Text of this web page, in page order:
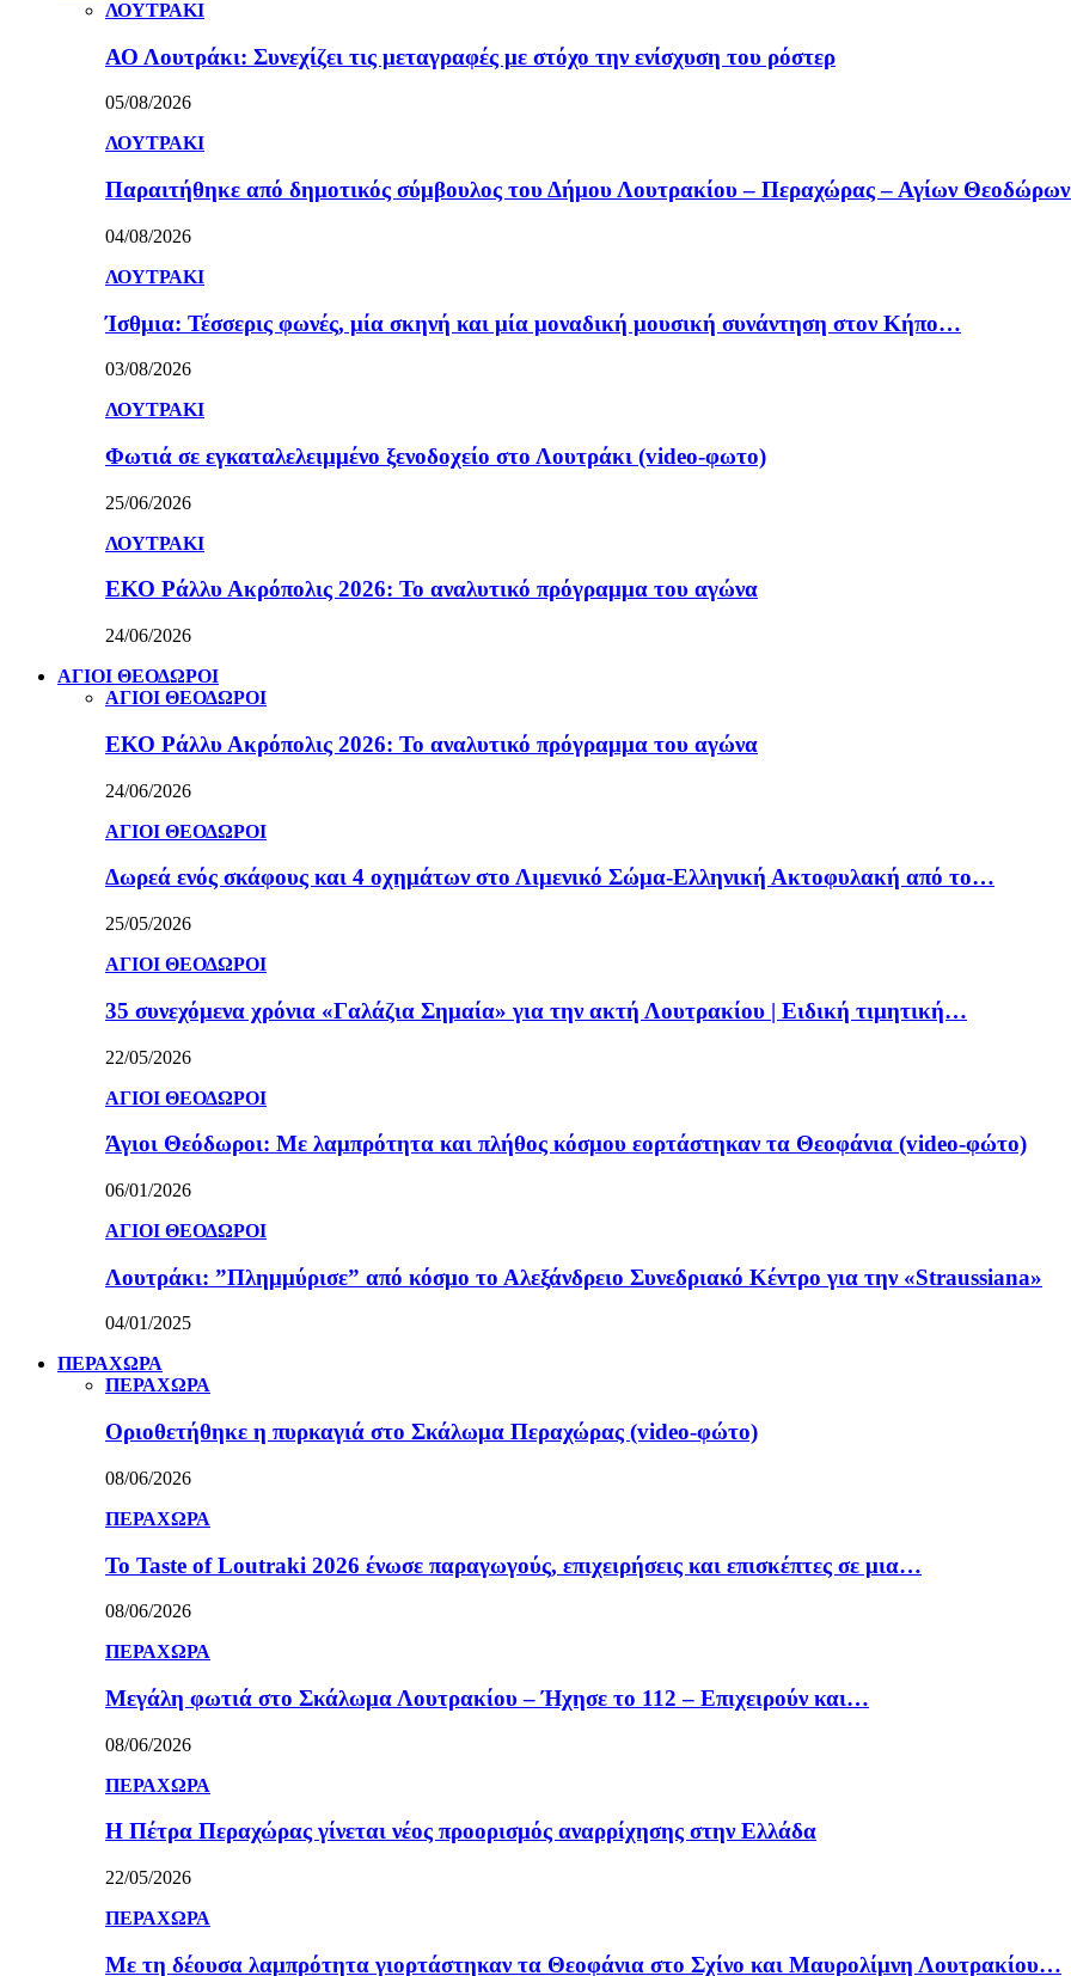
ΛΟΥΤΡΑΚΙ
ΑΟ Λουτράκι: Συνεχίζει τις μεταγραφές με στόχο την ενίσχυση του ρόστερ
05/08/2026
ΛΟΥΤΡΑΚΙ
Παραιτήθηκε από δημοτικός σύμβουλος του Δήμου Λουτρακίου – Περαχώρας – Αγίων
04/08/2026
ΛΟΥΤΡΑΚΙ
Ίσθμια: Τέσσερις φωνές, μία σκηνή και μία μοναδική μουσική συνάντηση στον Κήπο…
03/08/2026
ΛΟΥΤΡΑΚΙ
Φωτιά σε εγκαταλελειμμένο ξενοδοχείο στο Λουτράκι (video-φωτο)
25/06/2026
ΛΟΥΤΡΑΚΙ
ΕΚΟ Ράλλυ Ακρόπολις 2026: Το αναλυτικό πρόγραμμα του αγώνα
24/06/2026
ΑΓΙΟΙ ΘΕΟΔΩΡΟΙ
ΑΓΙΟΙ ΘΕΟΔΩΡΟΙ
ΕΚΟ Ράλλυ Ακρόπολις 2026: Το αναλυτικό πρόγραμμα του αγώνα
24/06/2026
ΑΓΙΟΙ ΘΕΟΔΩΡΟΙ
Δωρεά ενός σκάφους και 4 οχημάτων στο Λιμενικό Σώμα-Ελληνική Ακτοφυλακή από το…
25/05/2026
ΑΓΙΟΙ ΘΕΟΔΩΡΟΙ
35 συνεχόμενα χρόνια «Γαλάζια Σημαία» για την ακτή Λουτρακίου | Ειδική τιμητική…
22/05/2026
ΑΓΙΟΙ ΘΕΟΔΩΡΟΙ
Άγιοι Θεόδωροι: Με λαμπρότητα και πλήθος κόσμου εορτάστηκαν τα Θεοφάνια (video-φώτο)
06/01/2026
ΑΓΙΟΙ ΘΕΟΔΩΡΟΙ
Λουτράκι: ”Πλημμύρισε” από κόσμο το Αλεξάνδρειο Συνεδριακό Κέντρο για την «Straussiana»
04/01/2025
ΠΕΡΑΧΩΡΑ
ΠΕΡΑΧΩΡΑ
Οριοθετήθηκε η πυρκαγιά στο Σκάλωμα Περαχώρας (video-φώτο)
08/06/2026
ΠΕΡΑΧΩΡΑ
Το Taste of Loutraki 2026 ένωσε παραγωγούς, επιχειρήσεις και επισκέπτες σε μια…
08/06/2026
ΠΕΡΑΧΩΡΑ
Μεγάλη φωτιά στο Σκάλωμα Λουτρακίου – Ήχησε το 112 – Επιχειρούν και…
08/06/2026
ΠΕΡΑΧΩΡΑ
Η Πέτρα Περαχώρας γίνεται νέος προορισμός αναρρίχησης στην Ελλάδα
22/05/2026
ΠΕΡΑΧΩΡΑ
Με τη δέουσα λαμπρότητα γιορτάστηκαν τα Θεοφάνια στο Σχίνο και Μαυρολίμνη Λουτρακίου…